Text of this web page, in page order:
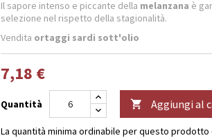
Il sapore intenso e piccante della melanzana è
selezione nel rispetto della stagionalità.
Vendita ortaggi sardi sott'olio
7,18 €
Quantità  Aggiungi al
La quantità minima ordinabile per questo prodotto